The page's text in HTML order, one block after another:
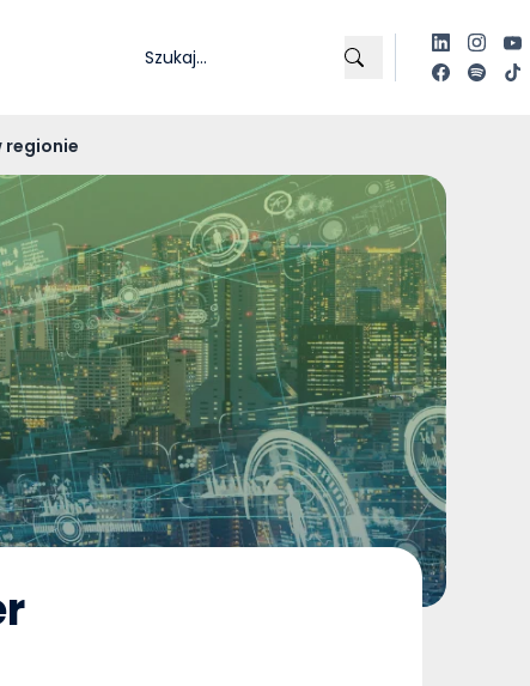
regionie